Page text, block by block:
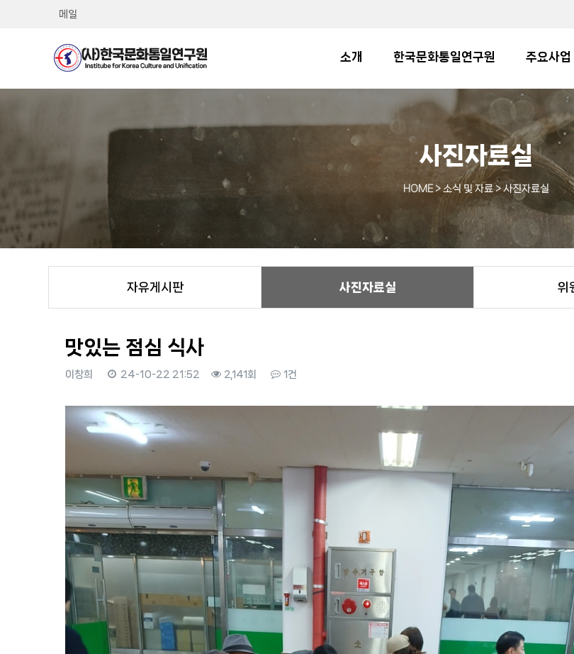
메일
소개 한국문화통일연구원 주요사업
사진자료실
HOME > 소식 및 자료 > 사진자료실
자유게시판 사진자료실 위
맛있는 점심 식사
이창희 24-10-22 21:52 2,141회 1건
본문